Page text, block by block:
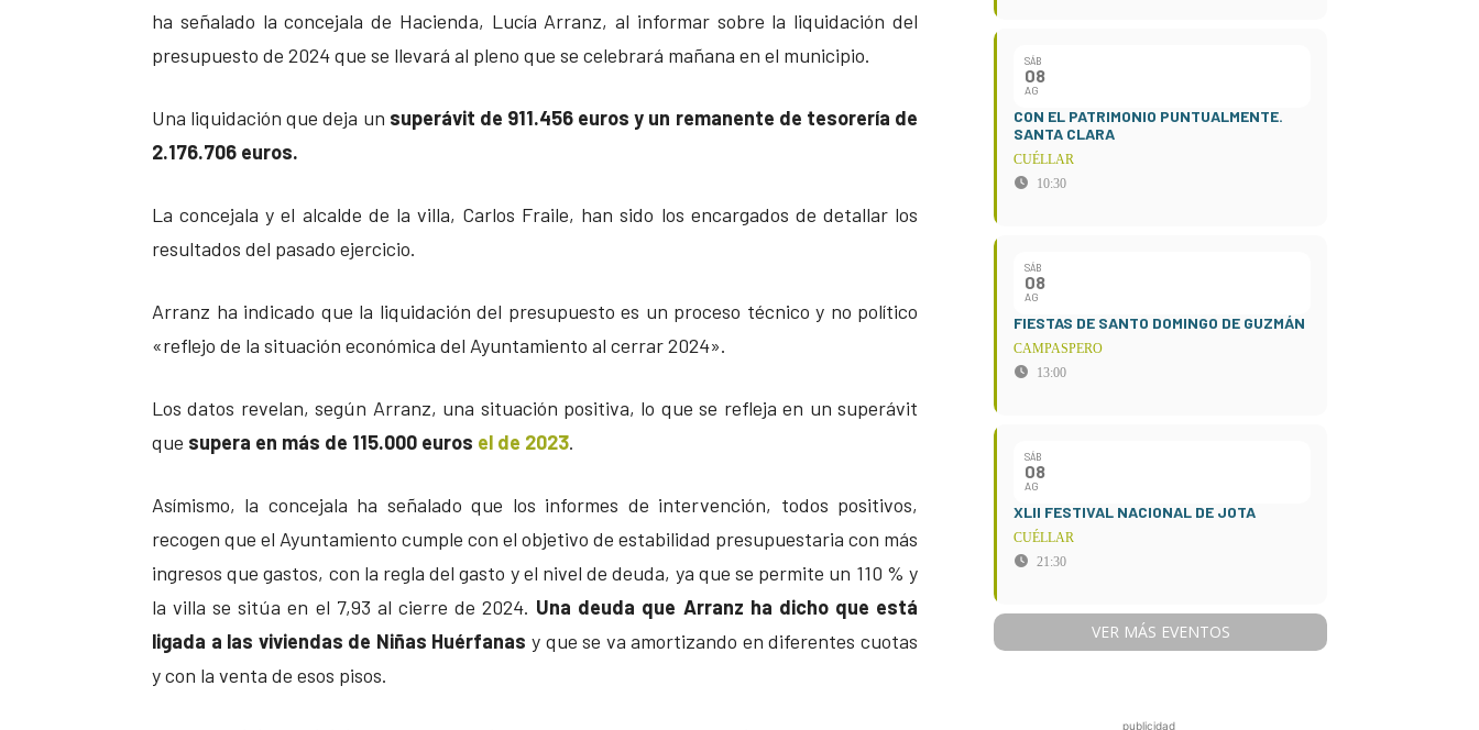
ha señalado la concejala de Hacienda, Lucía Arranz, al informar sobre la liquidación del
presupuesto de 2024 que se llevará al pleno que se celebrará mañana en el municipio.
Una liquidación que deja un superávit de 911.456 euros y un remanente de tesorería de
2.176.706 euros.
La concejala y el alcalde de la villa, Carlos Fraile, han sido los encargados de detallar los
resultados del pasado ejercicio.
Arranz ha indicado que la liquidación del presupuesto es un proceso técnico y no político
«reflejo de la situación económica del Ayuntamiento al cerrar 2024».
Los datos revelan, según Arranz, una situación positiva, lo que se refleja en un superávit
que supera en más de 115.000 euros el de 2023.
Asímismo, la concejala ha señalado que los informes de intervención, todos positivos,
recogen que el Ayuntamiento cumple con el objetivo de estabilidad presupuestaria con más
ingresos que gastos, con la regla del gasto y el nivel de deuda, ya que se permite un 110 % y
la villa se sitúa en el 7,93 al cierre de 2024. Una deuda que Arranz ha dicho que está
ligada a las viviendas de Niñas Huérfanas y que se va amortizando en diferentes cuotas
y con la venta de esos pisos.
SÁB
08
AG
CON EL PATRIMONIO PUNTUALMENTE.
SANTA CLARA
CUÉLLAR
10:30
SÁB
08
AG
FIESTAS DE SANTO DOMINGO DE GUZMÁN
CAMPASPERO
13:00
SÁB
08
AG
XLII FESTIVAL NACIONAL DE JOTA
CUÉLLAR
21:30
VER MÁS EVENTOS
publicidad